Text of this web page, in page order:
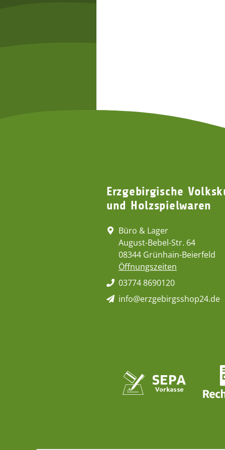
Erzgebirgische
und Holzspielwaren
Büro & Lager
August-Bebel-Str. 64
08344 Grünhain-Beierfeld
Öffnungszeiten
03774 8690120
info@erzgebirgsshop24.de